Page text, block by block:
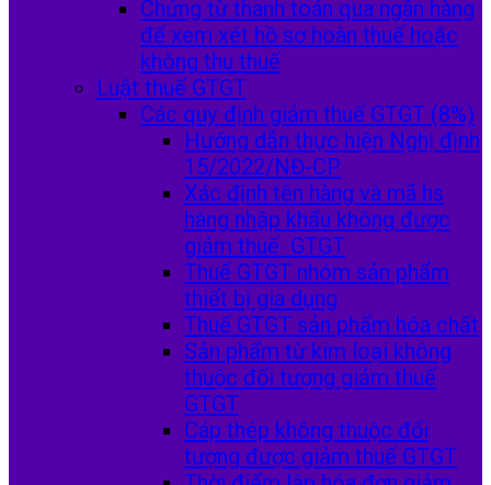
Chứng từ thanh toán qua ngân hàng
để xem xét hồ sơ hoàn thuế hoặc
không thu thuế
Luật thuế GTGT
Các quy định giảm thuế GTGT (8%)
Hướng dẫn thực hiện Nghị định
15/2022/NĐ-CP
Xác định tên hàng và mã hs
hàng nhập khẩu không được
giảm thuế GTGT
Thuế GTGT nhóm sản phẩm
thiết bị gia dụng
Thuế GTGT sản phẩm hóa chất
Sản phẩm từ kim loại không
thuộc đối tượng giảm thuế
GTGT
Cáp thép không thuộc đối
tượng được giảm thuế GTGT